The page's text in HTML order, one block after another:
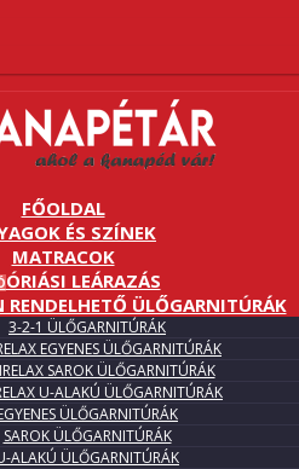
FŐOLDAL
ÉS SZÍNEK
MATRACOK
ÓRIÁSI LEÁRAZÁS
RENDELHETŐ ÜLŐGARNITÚRÁK
3-2-1 ÜLŐGARNITÚRÁK
EGYENES ÜLŐGARNITÚRÁK
SAROK ÜLŐGARNITÚRÁK
U-ALAKÚ ÜLŐGARNITÚRÁK
ÜLŐGARNITÚRÁK
SAROK ÜLŐGARNITÚRÁK
ALAKÚ ÜLŐGARNITÚRÁK